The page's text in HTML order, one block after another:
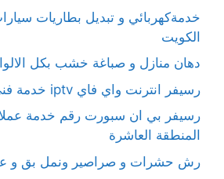
خدمةكهربائي و تبديل بطاريات
الكويت
دهان منازل و صباغة خشب بكل
رسيفر انترنت واي فاي iptv خدمة فني ستلايت المنقف
رسيفر بي ان سبورت رقم خدمة
المنطقة العاشرة
رش حشرات و صراصير ونمل بق و